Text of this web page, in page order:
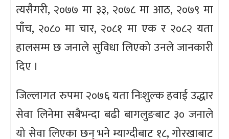
त्यसैगरी, २०७७ मा ३३, २०७८ मा आठ, २०७९ मा
पाँच, २०८० मा चार, २०८१ मा एक र २०८२ यता
हालसम्म छ जनाले सुविधा लिएको उनले जानकारी
दिए ।
जिल्लागत रुपमा २०७६ यता निःशुल्क हवाई उद्धार
सेवा लिनेमा सबैभन्दा बढी बागलुङबाट ३० जनाले
यो सेवा लिएका छन् भने म्याग्दीबाट १८, गोरखाबाट